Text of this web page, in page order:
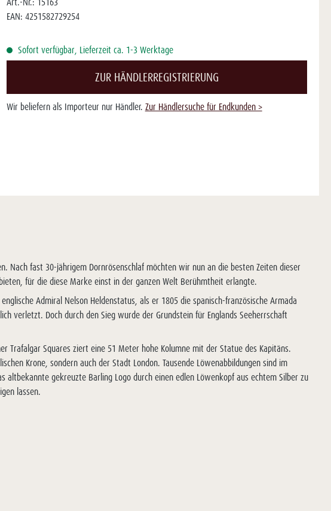
EAN: 4251582729254
Sofort verfügbar, Lieferzeit ca. 1-3 Werktage
ZUR HÄNDLERREGISTRIERUNG
Wir beliefern als Importeur nur Händler. Zur Händlersuche für Endkunden >
fast 30-jährigem Dornrösenschlaf möchten wir nun an die besten Zeiten dieser
für die diese Marke einst in der ganzen Welt Berühmtheit erlangte.
Admiral Nelson Heldenstatus, als er 1805 die spanisch-französische Armada
verletzt. Doch durch den Sieg wurde der Grundstein für Englands Seeherrschaft
Trafalgar Squares ziert eine 51 Meter hohe Kolumne mit der Statue des Kapitäns.
Krone, sondern auch der Stadt London. Tausende Löwenabbildungen sind im
gekreuzte Barling Logo durch einen edlen Löwenkopf aus echtem Silber zu
lassen.